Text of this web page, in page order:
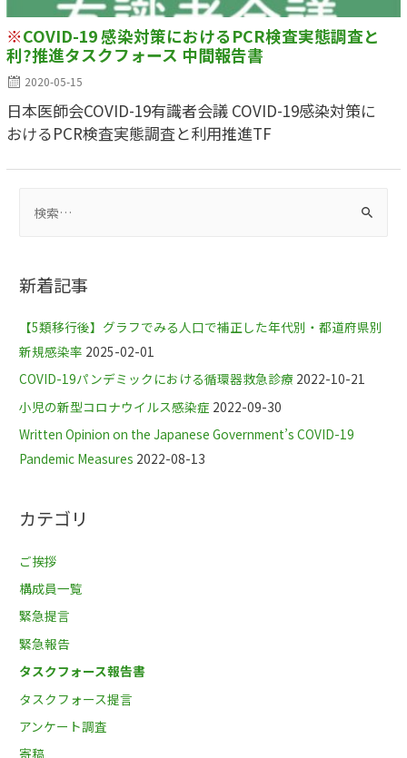
※COVID-19 感染対策におけるPCR検査実態調査と
利?推進タスクフォース 中間報告書
2020-05-15
日本医師会COVID-19有識者会議 COVID-19感染対策に
おけるPCR検査実態調査と利⽤推進TF
新着記事
【5類移行後】グラフでみる人口で補正した年代別・都道府県別
新規感染率 2025-02-01
COVID-19パンデミックにおける循環器救急診療 2022-10-21
小児の新型コロナウイルス感染症 2022-09-30
Written Opinion on the Japanese Government’s COVID-19
Pandemic Measures 2022-08-13
カテゴリ
ご挨拶
構成員一覧
緊急提言
緊急報告
タスクフォース報告書
タスクフォース提言
アンケート調査
寄稿